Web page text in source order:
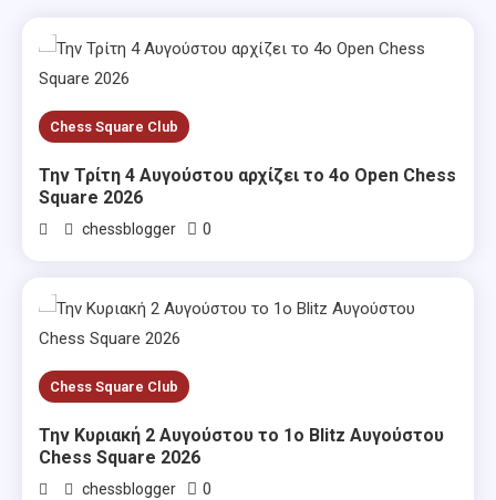
Chess Square Club
Την Τρίτη 4 Αυγούστου αρχίζει το 4ο Open Chess
Square 2026
chessblogger 0
Chess Square Club
Την Κυριακή 2 Αυγούστου το 1ο Blitz Αυγούστου
Chess Square 2026
chessblogger 0